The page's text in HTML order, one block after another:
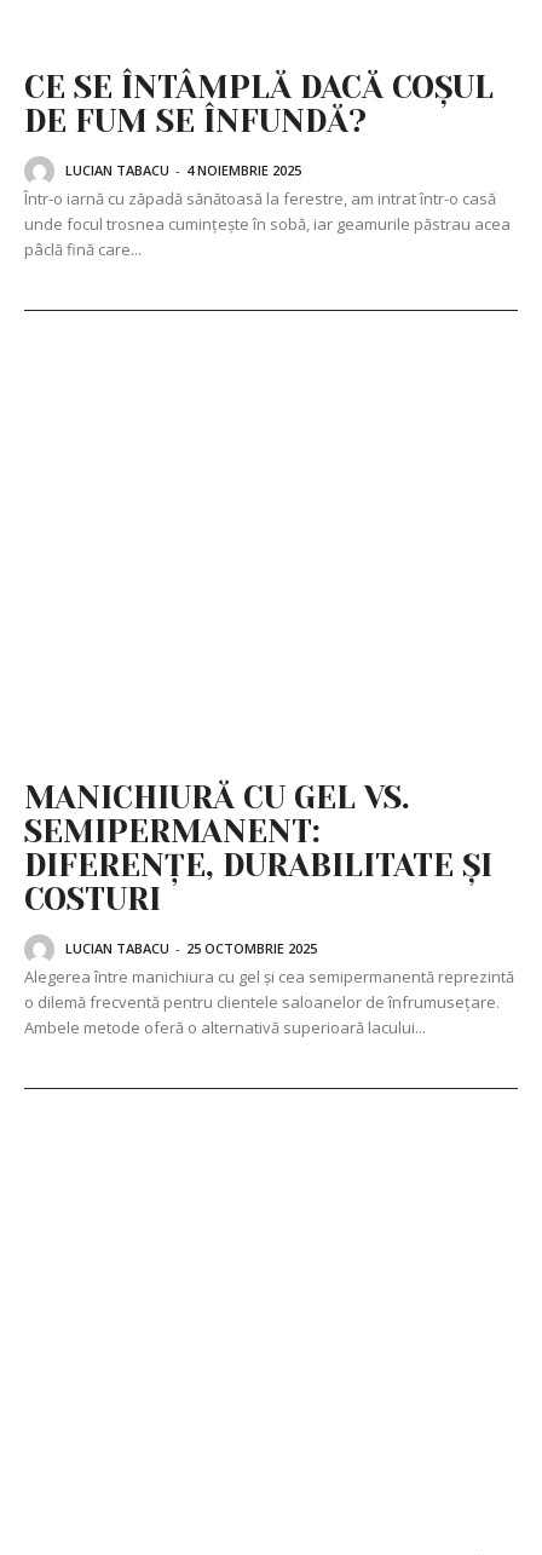
CE SE ÎNTÂMPLĂ DACĂ COȘUL
DE FUM SE ÎNFUNDĂ?
LUCIAN TABACU - 4 NOIEMBRIE 2025
Într-o iarnă cu zăpadă sănătoasă la ferestre, am intrat într-o casă
unde focul trosnea cumințește în sobă, iar geamurile păstrau acea
pâclă fină care...
MANICHIURĂ CU GEL VS.
SEMIPERMANENT:
DIFERENȚE, DURABILITATE ȘI
COSTURI
LUCIAN TABACU - 25 OCTOMBRIE 2025
Alegerea între manichiura cu gel și cea semipermanentă reprezintă
o dilemă frecventă pentru clientele saloanelor de înfrumusețare.
Ambele metode oferă o alternativă superioară lacului...